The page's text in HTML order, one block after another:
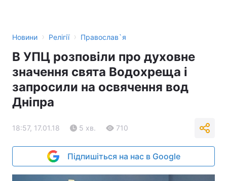
Новини › Релігії › Православ`я
В УПЦ розповіли про духовне
значення свята Водохреща і
запросили на освячення вод
Дніпра
18:57, 17.01.18 5 хв. 710
Підпишіться на нас в Google